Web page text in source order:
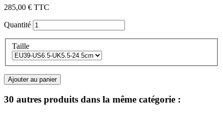
285,00 € TTC
Quantité
Taille
Ajouter au panier
30 autres produits dans la même catégorie :